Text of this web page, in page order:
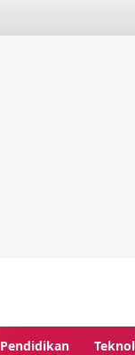
Pendidikan